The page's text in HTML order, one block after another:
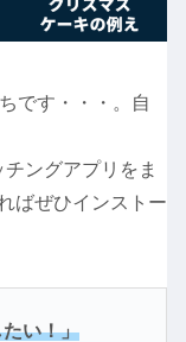
です・・・。自
ングアプリをま
ばぜひインストー
い！」